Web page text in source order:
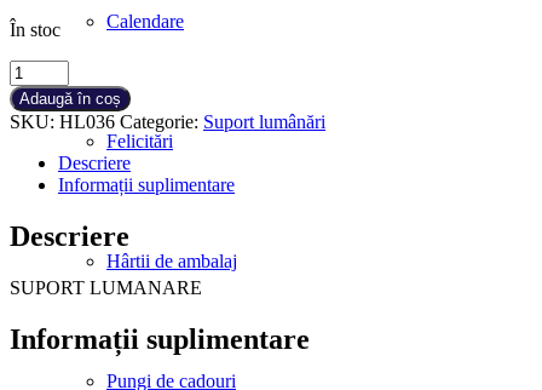
Calendare
Felicitări
Hârtii de ambalaj
Pungi de cadouri
În stoc
Cantitate
Suport
lumanare
B
Adaugă în coș
SKU: HL036 Categorie: Suport lumânări
Descriere
Informații suplimentare
Descriere
SUPORT LUMANARE
Informații suplimentare